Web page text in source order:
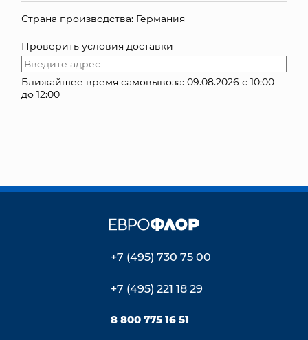
ДОСТАВКА И ОПЛАТА
КОНТАКТЫ
Страна производства: Германия
Проверить условия доставки
Ближайшее время самовывоза: 09.08.2026 с 10:00
до 12:00
+7 (495) 730 75 00
+7 (495) 221 18 29
8 800 775 16 51